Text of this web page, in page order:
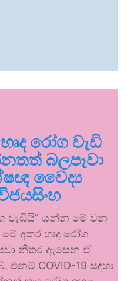
රෝග වැඩි
බලපෑවා
වෛද්‍ය
වැඩියි” යන්න මේ වන
අතර හෘද රෝග
නිතර ඇසෙන ඒ
COVID-19 සඳහා